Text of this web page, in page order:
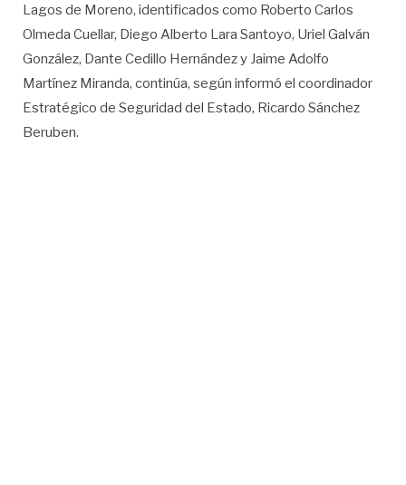
Lagos de Moreno, identificados como Roberto Carlos
Olmeda Cuellar, Diego Alberto Lara Santoyo, Uriel Galván
González, Dante Cedillo Hernández y Jaime Adolfo
Martínez Miranda, continúa, según informó el coordinador
Estratégico de Seguridad del Estado, Ricardo Sánchez
Beruben.